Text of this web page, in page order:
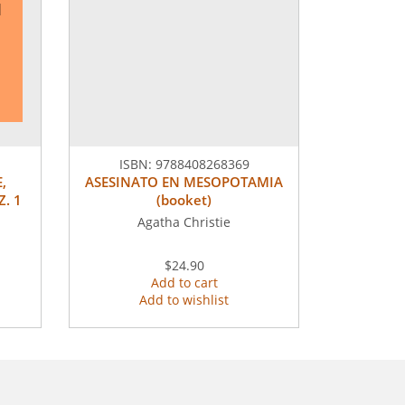
1
ISBN: 9788408268369
ASESINATO EN MESOPOTAMIA
(booket)
Agatha Christie
$24.90
Add to cart
Add to wishlist